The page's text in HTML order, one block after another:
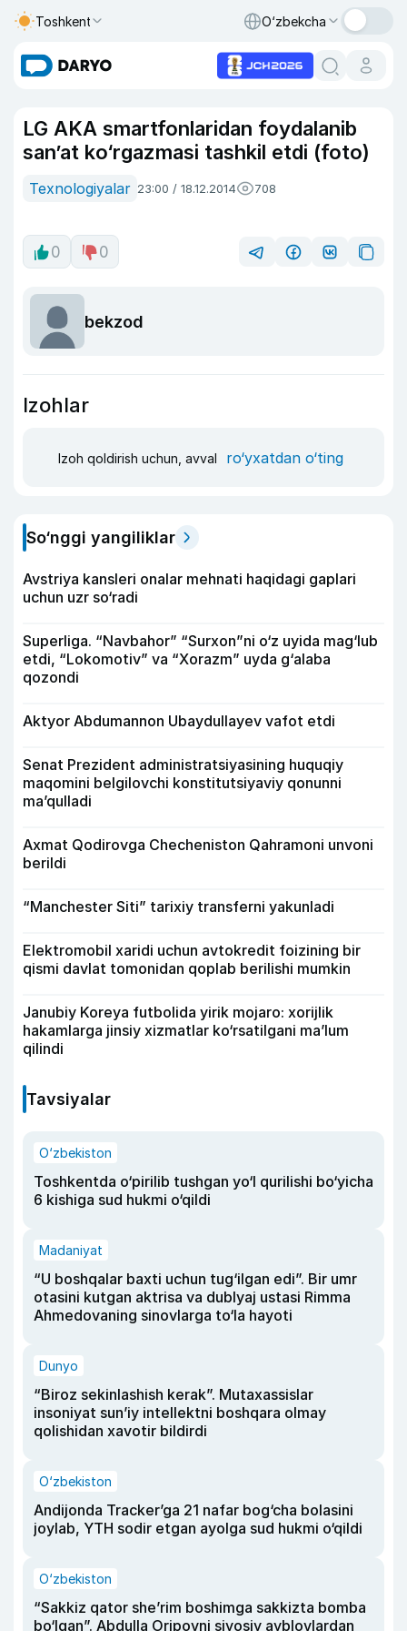
Toshkent O‘zbekcha
LG AKA smartfonlaridan foydalanib
san’at ko‘rgazmasi tashkil etdi (foto)
Texnologiyalar 23:00 / 18.12.2014 708
0 0
bekzod
Izohlar
Izoh qoldirish uchun, avval ro‘yxatdan o‘ting
So‘nggi yangiliklar
Avstriya kansleri onalar mehnati haqidagi gaplari
uchun uzr so‘radi
Superliga. “Navbahor” “Surxon”ni o‘z uyida mag‘lub
etdi, “Lokomotiv” va “Xorazm” uyda g‘alaba
qozondi
Aktyor Abdu­mannon Ubaydullayev vafot etdi
Senat Prezident administratsiyasining huquqiy
maqomini belgilovchi konstitutsiyaviy qonunni
ma’qulladi
Axmat Qodirovga Checheniston Qahramoni unvoni
berildi
“Manchester Siti” tarixiy transferni yakunladi
Elektromobil xaridi uchun avtokredit foizining bir
qismi davlat tomonidan qoplab berilishi mumkin
Janubiy Koreya futbolida yirik mojaro: xorijlik
hakamlarga jinsiy xizmatlar ko‘rsatilgani ma’lum
qilindi
Tavsiyalar
O‘zbekiston
Toshkentda o‘pirilib tushgan yo‘l qurilishi bo‘yicha
6 kishiga sud hukmi o‘qildi
Madaniyat
“U boshqalar baxti uchun tug‘ilgan edi”. Bir umr
otasini kutgan aktrisa va dublyaj ustasi Rimma
Ahmedovaning sinovlarga to‘la hayoti
Dunyo
“Biroz sekinlashish kerak”. Mutaxassislar
insoniyat sun’iy intellektni boshqara olmay
qolishidan xavotir bildirdi
O‘zbekiston
Andijonda Tracker’ga 21 nafar bog‘cha bolasini
joylab, YTH sodir etgan ayolga sud hukmi o‘qildi
O‘zbekiston
“Sakkiz qator she’rim boshimga sakkizta bomba
bo‘lgan”. Abdulla Oripovni siyosiy ayblovlardan